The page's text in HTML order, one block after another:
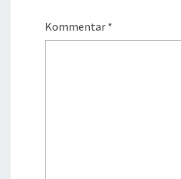
Kommentar *